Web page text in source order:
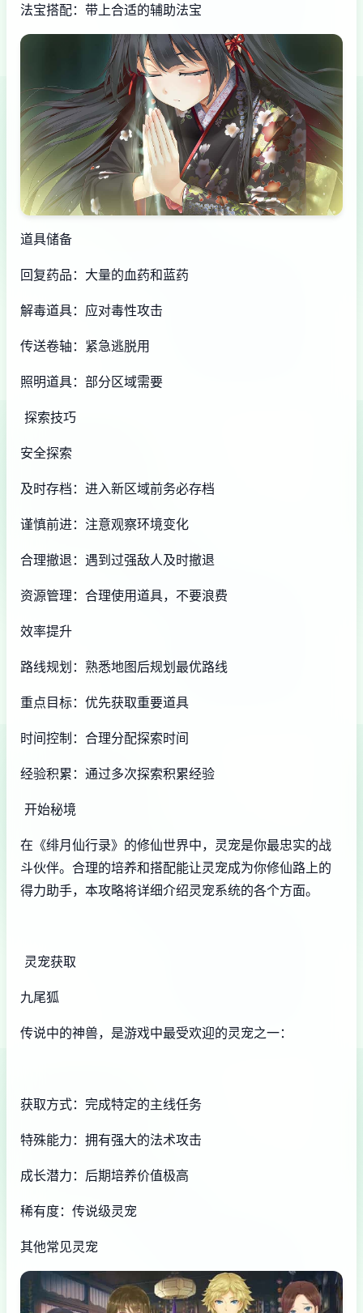
法宝搭配：带上合适的辅助法宝
道具储备
回复药品：大量的血药和蓝药
解毒道具：应对毒性攻击
传送卷轴：紧急逃脱用
照明道具：部分区域需要
探索技巧
安全探索
及时存档：进入新区域前务必存档
谨慎前进：注意观察环境变化
合理撤退：遇到过强敌人及时撤退
资源管理：合理使用道具，不要浪费
效率提升
路线规划：熟悉地图后规划最优路线
重点目标：优先获取重要道具
时间控制：合理分配探索时间
经验积累：通过多次探索积累经验
开始秘境
在《绯月仙行录》的修仙世界中，灵宠是你最忠实的战
斗伙伴。合理的培养和搭配能让灵宠成为你修仙路上的
得力助手，本攻略将详细介绍灵宠系统的各个方面。
灵宠获取
九尾狐
传说中的神兽，是游戏中最受欢迎的灵宠之一：
获取方式：完成特定的主线任务
特殊能力：拥有强大的法术攻击
成长潜力：后期培养价值极高
稀有度：传说级灵宠
其他常见灵宠